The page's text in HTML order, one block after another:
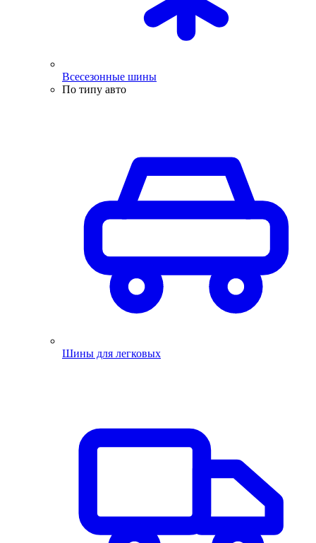
Всесезонные шины
По типу авто
Шины для легковых